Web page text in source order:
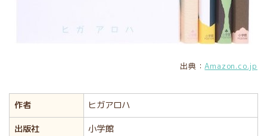
出典：Amazon.co.jp
作者
ヒガアロハ
出版社
小学館